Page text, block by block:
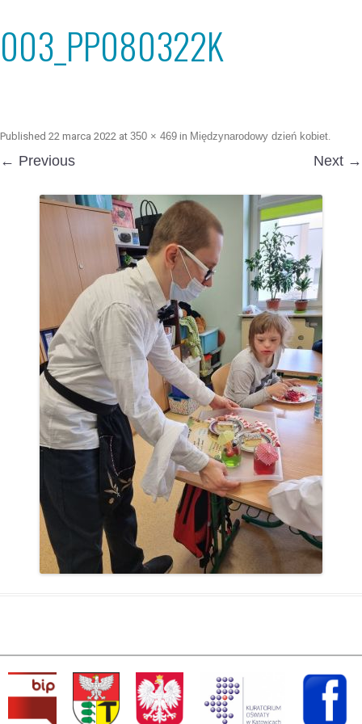
003_PP080322K
Published 22 marca 2022 at 350 × 469 in Międzynarodowy dzień kobiet.
← Previous Next →